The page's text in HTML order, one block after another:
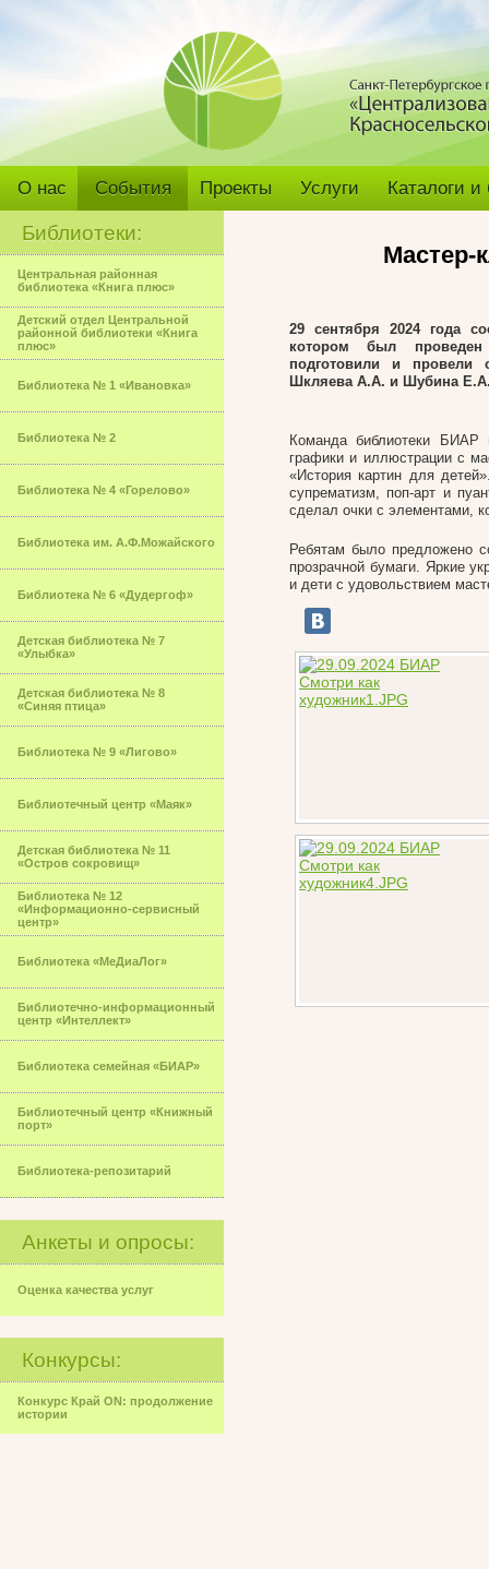
О нас События Проекты Услуги Каталоги
Библиотеки:
Центральная районная
библиотека «Книга плюс»
Детский отдел Центральной
районной библиотеки «Книга
плюс»
Библиотека № 1 «Ивановка»
Библиотека № 2
Библиотека № 4 «Горелово»
Библиотека им. А.Ф.Можайского
Библиотека № 6 «Дудергоф»
Детская библиотека № 7
«Улыбка»
Детская библиотека № 8
«Синяя птица»
Библиотека № 9 «Лигово»
Библиотечный центр «Маяк»
Детская библиотека № 11
«Остров сокровищ»
Библиотека № 12
«Информационно-сервисный
центр»
Библиотека «МеДиаЛог»
Библиотечно-информационный
центр «Интеллект»
Библиотека семейная «БИАР»
Библиотечный центр «Книжный
порт»
Библиотека-репозитарий
Анкеты и опросы:
Оценка качества услуг
Конкурсы:
Конкурс Край ON: продолжение
истории
Мастер-
29 сентября 2024 года
котором был проведен
подготовили и провели
Шкляева А.А. и Шубина
Команда библиотеки БИАР
графики и иллюстрации с
«История картин для
супрематизм, поп-арт и
сделал очки с элементами,
Ребятам было предложено
прозрачной бумаги. Яркие
и дети с удовольствием